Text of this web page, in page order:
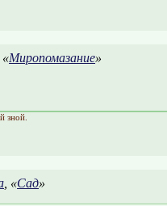
«Миропомазание»
зной.
, «Сад»